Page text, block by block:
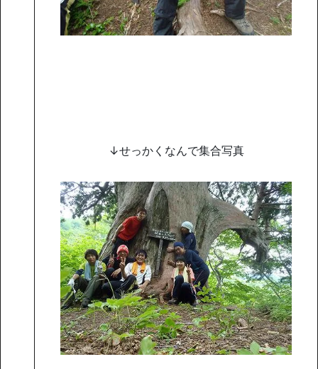
↓せっかくなんで集合写真